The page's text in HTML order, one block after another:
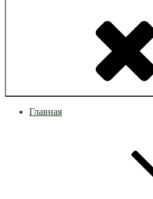
Главная